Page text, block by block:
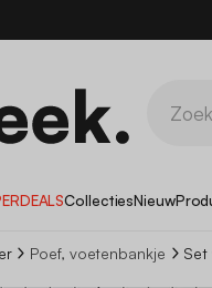
CollectiesNieuw
Poef, voetenbankje Set